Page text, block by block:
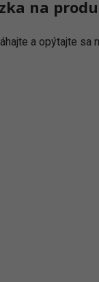
na
a opýtajte sa